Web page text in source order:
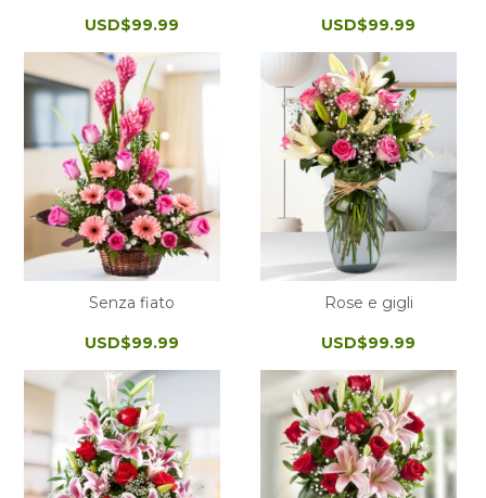
USD$99.99 USD$99.99
Senza fiato
USD$99.99
Rose e gigli
USD$99.99